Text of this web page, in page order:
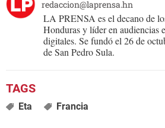
redaccion@laprensa.hn
LA PRENSA es el decano de
Honduras y líder en audiencias
digitales. Se fundó el 26 de
de San Pedro Sula.
Eta Francia